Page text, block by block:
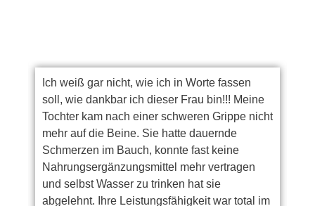
Ich weiß gar nicht, wie ich in Worte fassen
soll, wie dankbar ich dieser Frau bin!!! Meine
Tochter kam nach einer schweren Grippe nicht
mehr auf die Beine. Sie hatte dauernde
Schmerzen im Bauch, konnte fast keine
Nahrungsergänzungsmittel mehr vertragen
und selbst Wasser zu trinken hat sie
abgelehnt. Ihre Leistungsfähigkeit war total im